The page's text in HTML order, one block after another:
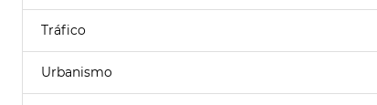
Tráfico
Urbanismo